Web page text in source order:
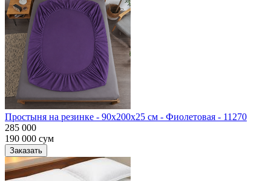
Простыня на резинке - 90x200x25 cм - Фиолетовая - 11270
285 000
190 000 сум
Заказать